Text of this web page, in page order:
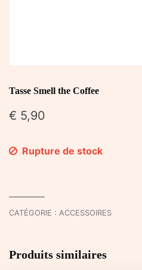
Tasse Smell the Coffee
€ 5,90
Rupture de stock
CATÉGORIE : ACCESSOIRES
Produits similaires